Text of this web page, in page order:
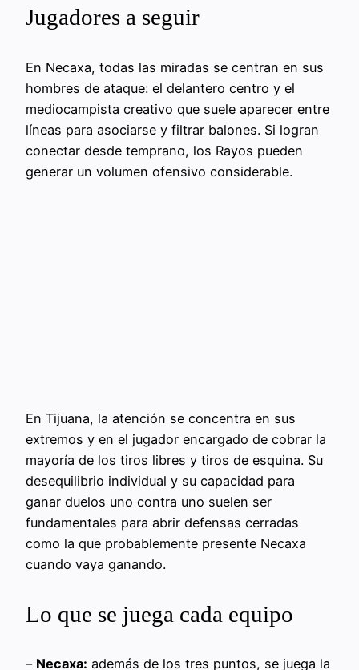
Jugadores a seguir
En Necaxa, todas las miradas se centran en sus
hombres de ataque: el delantero centro y el
mediocampista creativo que suele aparecer entre
líneas para asociarse y filtrar balones. Si logran
conectar desde temprano, los Rayos pueden
generar un volumen ofensivo considerable.
En Tijuana, la atención se concentra en sus
extremos y en el jugador encargado de cobrar la
mayoría de los tiros libres y tiros de esquina. Su
desequilibrio individual y su capacidad para
ganar duelos uno contra uno suelen ser
fundamentales para abrir defensas cerradas
como la que probablemente presente Necaxa
cuando vaya ganando.
Lo que se juega cada equipo
– Necaxa: además de los tres puntos, se juega la